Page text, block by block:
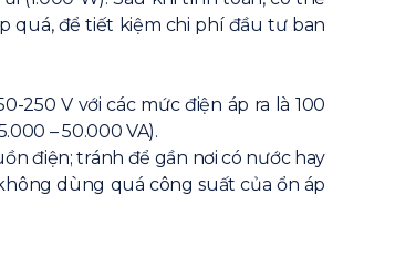
quá, để tiết kiệm chi phí đầu tư ban
250 V với các mức điện áp ra là 100
– 50.000 VA).
điện; tránh để gần nơi có nước hay
dùng quá công suất của ổn áp